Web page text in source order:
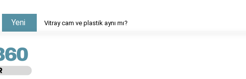
Yeni Vitray cam ve plastik aynı mı?